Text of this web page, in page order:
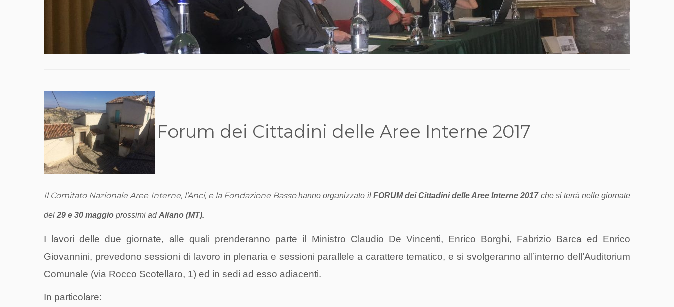
Forum dei Cittadini delle Aree Interne 2017
Il Comitato Nazionale Aree Interne, l’Anci, e la Fondazione Bassohanno organizzato il FORUM dei Cittadini delle Aree Interne 2017che si terrà nelle giornate
del 29 e 30 maggio prossimi adAliano (MT).
I lavori delle due giornate, alle quali prenderanno parte il Ministro Claudio De Vincenti, Enrico Borghi, Fabrizio Barca ed Enrico
Giovannini, prevedono sessioni di lavoro in plenaria e sessioni parallele a carattere tematico, e si svolgeranno all’interno dell’Auditorium
Comunale (via Rocco Scotellaro, 1) ed in sedi ad esso adiacenti.
In particolare: